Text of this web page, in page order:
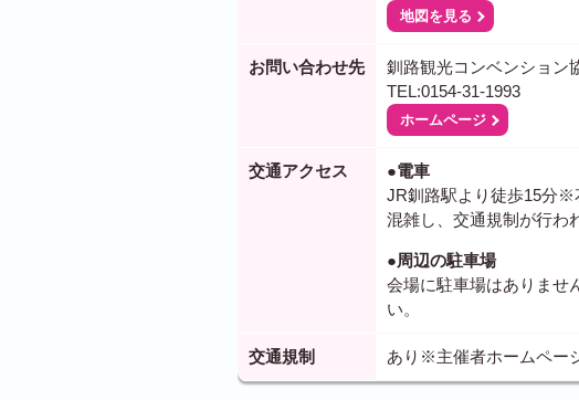
地図を見る
お問い合わせ先
釧路観光コンベンション
TEL:0154-31-1993
ホームページ
交通アクセス
●電車
JR釧路駅より徒歩15分※
混雑し、交通規制が行わ
●周辺の駐車場
会場に駐車場はありませ
い。
交通規制 あり※主催者ホームペー